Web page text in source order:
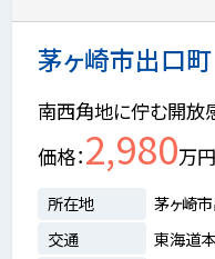
茅ヶ崎市出口
南西角地に佇む開放
価格 2,980万円
所在地
茅ヶ崎
交通
東海道